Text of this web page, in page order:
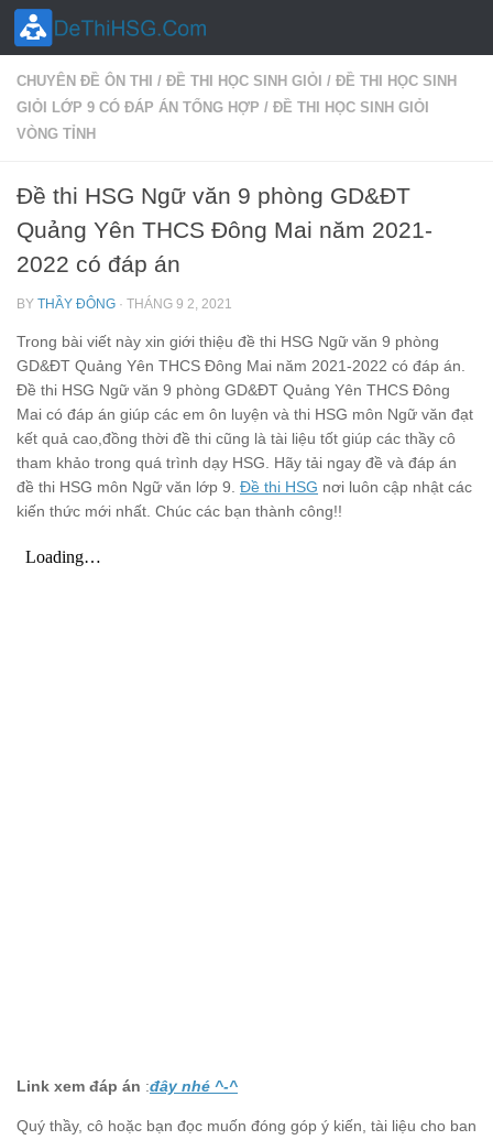
Skip to content
CHUYÊN ĐỀ ÔN THI / ĐỀ THI HỌC SINH GIỎI / ĐỀ THI HỌC SINH
GIỎI LỚP 9 CÓ ĐÁP ÁN TỔNG HỢP / ĐỀ THI HỌC SINH GIỎI
VÒNG TỈNH
Đề thi HSG Ngữ văn 9 phòng GD&ĐT
Quảng Yên THCS Đông Mai năm 2021-
2022 có đáp án
BY THẦY ĐÔNG · THÁNG 9 2, 2021
Trong bài viết này xin giới thiệu đề thi HSG Ngữ văn 9 phòng
GD&ĐT Quảng Yên THCS Đông Mai năm 2021-2022 có đáp án.
Đề thi HSG Ngữ văn 9 phòng GD&ĐT Quảng Yên THCS Đông
Mai có đáp án giúp các em ôn luyện và thi HSG môn Ngữ văn đạt
kết quả cao,đồng thời đề thi cũng là tài liệu tốt giúp các thầy cô
tham khảo trong quá trình dạy HSG. Hãy tải ngay đề và đáp án
đề thi HSG môn Ngữ văn lớp 9. Đề thi HSG nơi luôn cập nhật các
kiến thức mới nhất. Chúc các bạn thành công!!
Link xem đáp án :đây nhé ^-^
Quý thầy, cô hoặc bạn đọc muốn đóng góp ý kiến, tài liệu cho ban